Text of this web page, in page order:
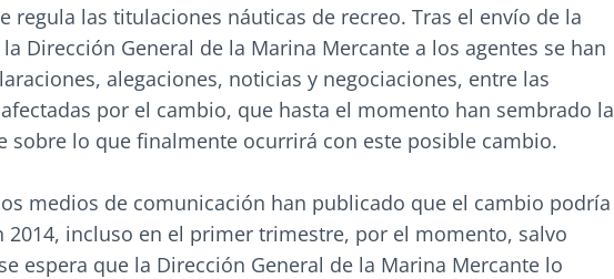
regula las titulaciones náuticas de recreo. Tras el envío de la
Dirección General de la Marina Mercante a los agentes se han
alegaciones, noticias y negociaciones, entre las
por el cambio, que hasta el momento han sembrado la
sobre lo que finalmente ocurrirá con este posible cambio.
medios de comunicación han publicado que el cambio podría
2014, incluso en el primer trimestre, por el momento, salvo
espera que la Dirección General de la Marina Mercante lo